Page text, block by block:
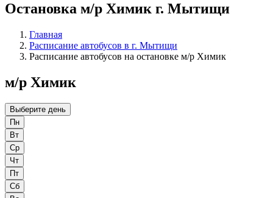
Остановка м/р Химик г. Мытищи
Главная
Расписание автобусов в г. Мытищи
Расписание автобусов на остановке м/р Химик
м/р Химик
Выберите день
Пн
Вт
Ср
Чт
Пт
Сб